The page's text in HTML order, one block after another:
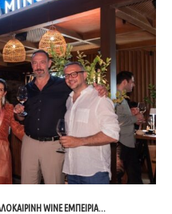
WINE ΕΜΠΕΙΡΊΑ...